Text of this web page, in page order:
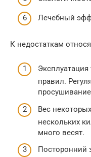
Лечебный
К недостаткам
правил.
Вес
нескольких
много весят.
Посторонний